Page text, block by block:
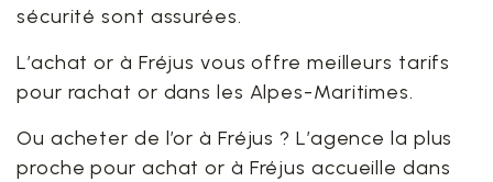
sécurité sont assurées.
L’achat or à Fréjus vous offre meilleurs tarifs
pour rachat or dans les Alpes-Maritimes.
Ou acheter de l’or à Fréjus ? L’agence la plus
proche pour achat or à Fréjus accueille dans